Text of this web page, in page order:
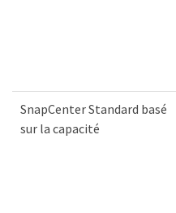
SnapCenter Standard basé
sur la capacité